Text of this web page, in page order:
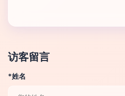
访客留言
*姓名